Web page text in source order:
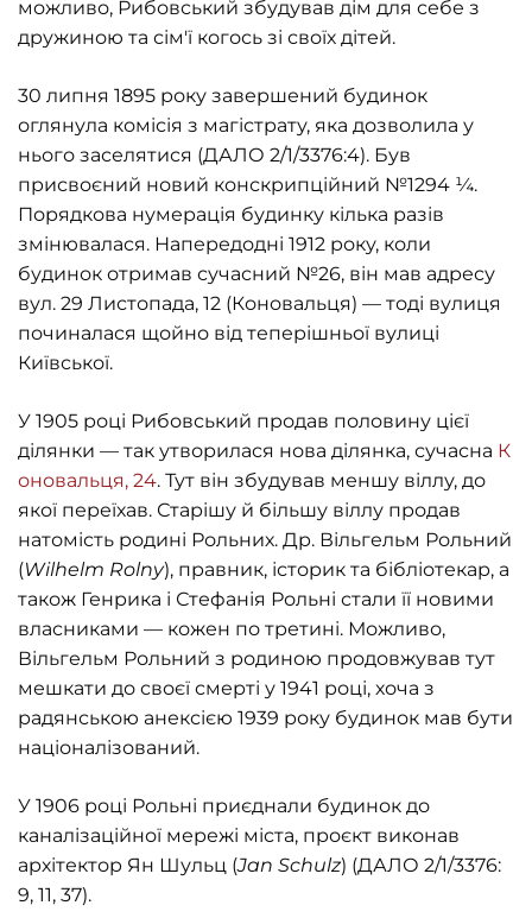
можливо, Рибовський збудував дім для себе з
дружиною та сім'ї когось зі своїх дітей.
30 липня 1895 року завершений будинок
оглянула комісія з магістрату, яка дозволила у
нього заселятися (ДАЛО 2/1/3376:4). Був
присвоєний новий конскрипційний №1294 ¼.
Порядкова нумерація будинку кілька разів
змінювалася. Напередодні 1912 року, коли
будинок отримав сучасний №26, він мав адресу
вул. 29 Листопада, 12 (Коновальця) — тоді вулиця
починалася щойно від теперішньої вулиці
Київської.
У 1905 році Рибовський продав половину цієї
ділянки — так утворилася нова ділянка, сучасна К
оновальця, 24. Тут він збудував меншу віллу, до
якої переїхав. Старішу й більшу віллу продав
натомість родині Рольних. Др. Вільгельм Рольний
(Wilhelm Rolny), правник, історик та бібліотекар, а
також Генрика і Стефанія Рольні стали її новими
власниками — кожен по третині. Можливо,
Вільгельм Рольний з родиною продовжував тут
мешкати до своєї смерті у 1941 році, хоча з
радянською анексією 1939 року будинок мав бути
націоналізований.
У 1906 році Рольні приєднали будинок до
каналізаційної мережі міста, проєкт виконав
архітектор Ян Шульц (Jan Schulz) (ДАЛО 2/1/3376:
9, 11, 37).